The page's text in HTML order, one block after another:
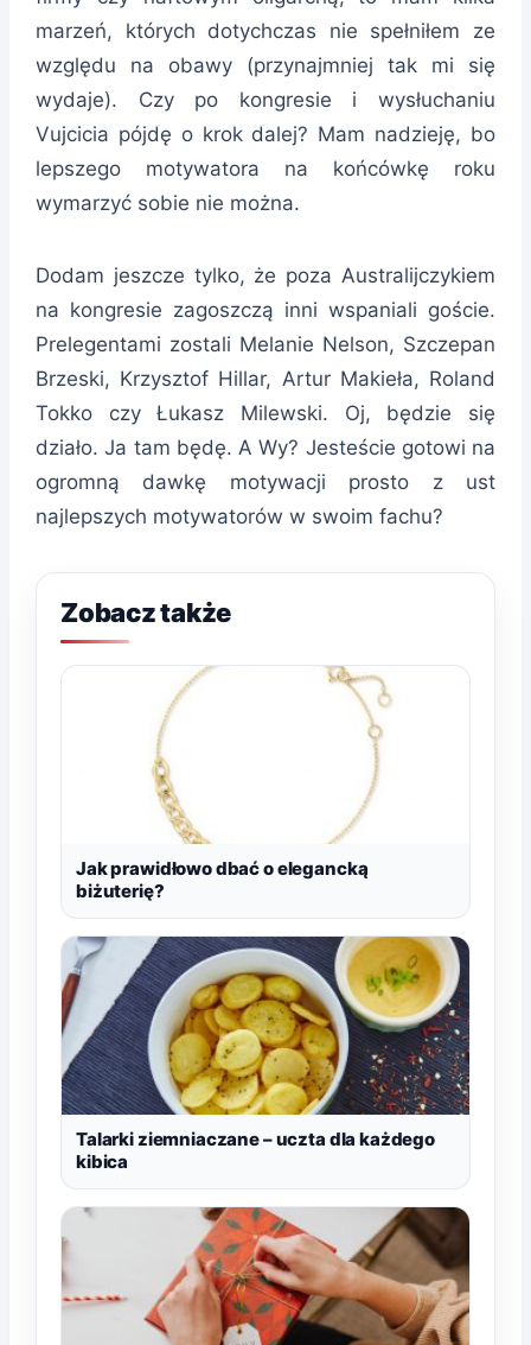
marzeń, których dotychczas nie spełniłem ze
względu na obawy (przynajmniej tak mi się
wydaje). Czy po kongresie i wysłuchaniu
Vujcicia pójdę o krok dalej? Mam nadzieję, bo
lepszego motywatora na końcówkę roku
wymarzyć sobie nie można.
Dodam jeszcze tylko, że poza Australijczykiem
na kongresie zagoszczą inni wspaniali goście.
Prelegentami zostali Melanie Nelson, Szczepan
Brzeski, Krzysztof Hillar, Artur Makieła, Roland
Tokko czy Łukasz Milewski. Oj, będzie się
działo. Ja tam będę. A Wy? Jesteście gotowi na
ogromną dawkę motywacji prosto z ust
najlepszych motywatorów w swoim fachu?
Zobacz także
Jak prawidłowo dbać o elegancką
biżuterię?
Talarki ziemniaczane – uczta dla każdego
kibica